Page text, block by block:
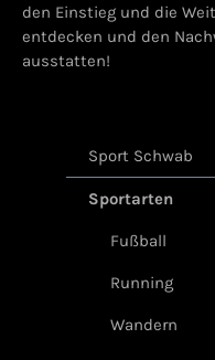
den Einstieg und die
entdecken und den
ausstatten!
Sport Schwab
Sportarten
Fußball
Running
Wandern